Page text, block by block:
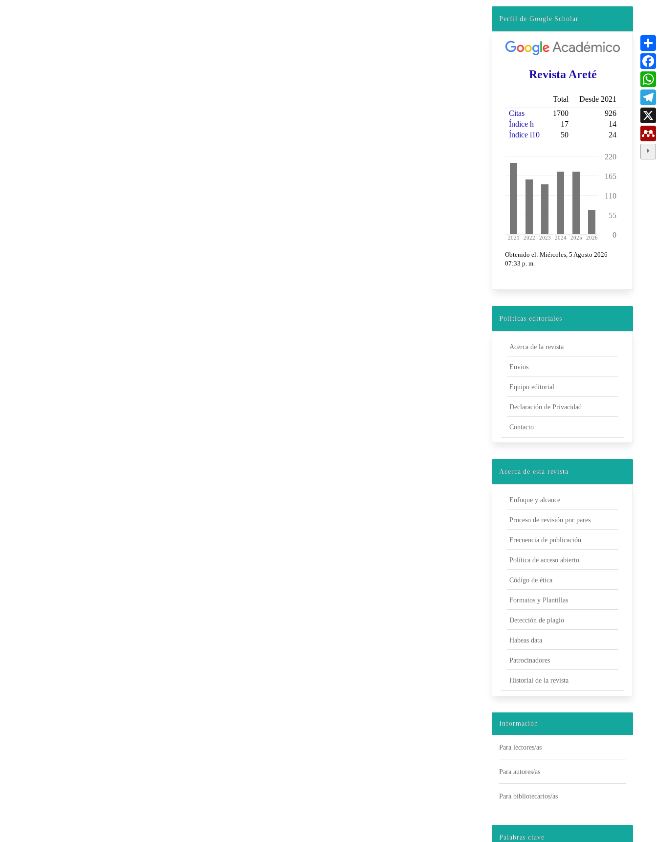
Perfil de Google Scholar
Políticas editoriales
Acerca de la revista
Envios
Equipo editorial
Declaración de Privacidad
Contacto
Acerca de esta revista
Enfoque y alcance
Proceso de revisión por pares
Frecuencia de publicación
Política de acceso abierto
Código de ética
Formatos y Plantillas
Detección de plagio
Habeas data
Patrocinadores
Historial de la revista
Información
Para lectores/as
Para autores/as
Para bibliotecarios/as
Palabras clave